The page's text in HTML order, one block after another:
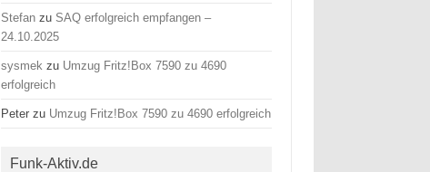
Stefan zu SAQ erfolgreich empfangen –
24.10.2025
sysmek zu Umzug Fritz!Box 7590 zu 4690
erfolgreich
Peter zu Umzug Fritz!Box 7590 zu 4690 erfolgreich
Funk-Aktiv.de